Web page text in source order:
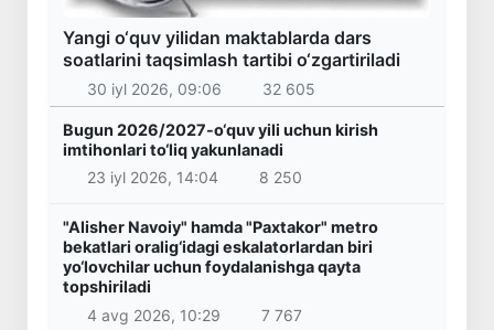
Yangi o‘quv yilidan maktablarda dars
soatlarini taqsimlash tartibi o‘zgartiriladi
30 iyl 2026, 09:06 32 605
Bugun 2026/2027-o‘quv yili uchun kirish
imtihonlari to‘liq yakunlanadi
23 iyl 2026, 14:04
8 250
"Alisher Navoiy" hamda "Paxtakor" metro
bekatlari oralig‘idagi eskalatorlardan biri
yo‘lovchilar uchun foydalanishga qayta
topshiriladi
4 avg 2026, 10:29
7 767